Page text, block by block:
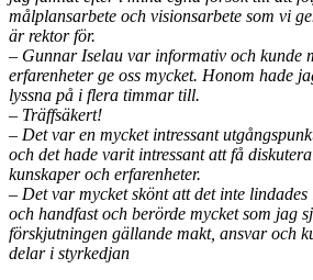
målplansarbete och visionsarbete som vi
är rektor för.
– Gunnar Iselau var informativ och kunde
erfarenheter ge oss mycket. Honom hade
lyssna på i flera timmar till.
– Träffsäkert!
– Det var en mycket intressant
och det hade varit intressant att få
kunskaper och erfarenheter.
– Det var mycket skönt att det inte
och handfast och berörde mycket som jag
förskjutningen gällande makt, ansvar och
delar i styrkedjan